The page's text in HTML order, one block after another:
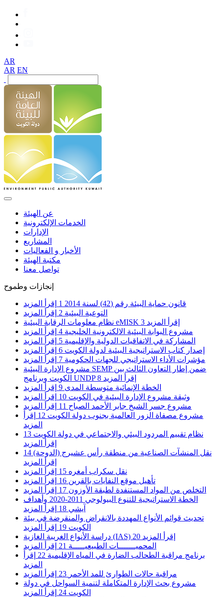
AR
AR EN
عن الهيئة
الخدمات الإلكترونية
الإدارات
المشاريع
الأخبار و الفعاليات
مكتبة الهيئة
تواصل معنا
إنجازات وطموح
قانون حماية البيئة رقم (42) لسنة 2014 1 إقرأ المزيد
التوعية البيئية 2 إقرأ المزيد
نظام معلومات الرقابة البيئية eMISK 3 إقرأ المزيد
مشروع البوابة البيئية الالكترونية الخليجية 4 إقرأ المزيد
المشاركة في الاتفاقيات الدولية والإقليمية 5 إقرأ المزيد
إصدار كتاب الاستراتيجية البيئية لدولة الكويت 6 إقرأ المزيد
مؤشرات الأداء الاستراتيجي للجهات الحكومية 7 إقرأ المزيد
مشروع الإدارة البيئية SEMP ضمن إطار التعاون الثالث بين
الكويت وبرنامج UNDP8 إقرأ المزيد
الخطة الإنمائية متوسطة المدى 9 إقرأ المزيد
وثيقة مشروع الإدارة البيئية في الكويت 10 إقرأ المزيد
مشروع جسر الشيخ جابر الأحمد الصباح 11 إقرأ المزيد
مشروع مصفاة الزور العالمية بجنوب دولة الكويت 12 إقرأ
المزيد
نظام تقييم المردود البيئي والاجتماعي في دولة الكويت 13
إقرأ المزيد
نقل المنشآت الصناعية من منطقة رأس عشيرج (الدوحة) 14
إقرأ المزيد
نقل سكراب أمغره 15 إقرأ المزيد
تأهيل موقع النفايات بالقرين 16 إقرأ المزيد
التخلص من المواد المستنفدة لطبقة الأوزون 17 إقرأ المزيد
الخطة الاستراتيجية للتنوع البيولوجي 2011-2020 وأهداف
آيشي 18 إقرأ المزيد
تحديث قوائم الأنواع المهددة بالانقراض والمنقرضة في بيئة
الكويت 19 إقرأ المزيد
دراسة الأنواع الغريبة الغازية (IAS) 20 إقرأ المزيد
المحميـــــــات الطبيعيـــــة 21 إقرأ المزيد
برنامج مراقبة الطحالب الضارة في المياه الإقليمية 22 إقرأ
المزيد
مراقبة حالات الطوارئ للمد الأحمر 23 إقرأ المزيد
مشروع بحث الإدارة المتكاملة لتنمية السواحل في دولة
الكويت 24 إقرأ المزيد